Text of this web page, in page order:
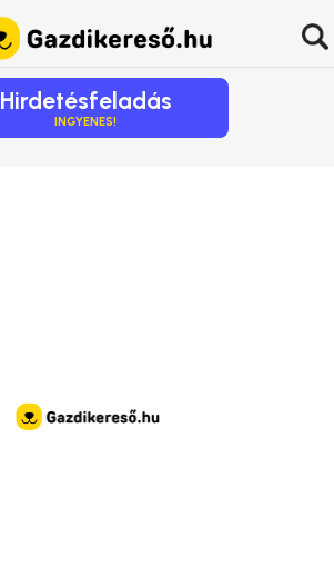
Hirdetésfeladás
INGYENES!